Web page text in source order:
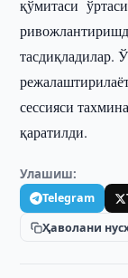
қўмитаси
тасдиқладилар.
сессияси
қаратилди.
Улашиш:
Telegram
Ҳаволани